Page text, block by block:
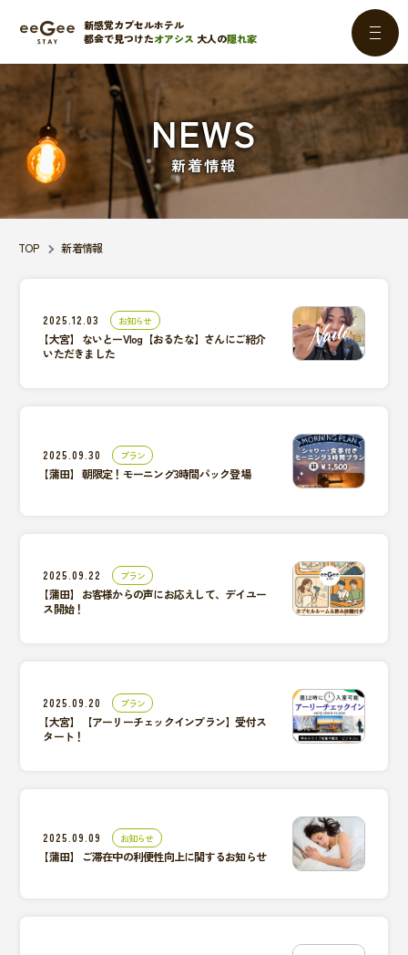
M
E
N
ボ
ン
新感覚カプセルホテル
都会で見つけたオアシス 大人の隠れ家
NEWS
新着情報
TOP 新着情報
2025.12.03 お知らせ
【大宮】
ないとーVlog【おるたな】さんにご紹介
いただきました
2025.09.30 プラン
【蒲田】 朝限定！モーニング3時間パック登場
2025.09.22 プラン
【蒲田】
お客様からの声にお応えして、デイユー
ス開始！
2025.09.20 プラン
【大宮】
【アーリーチェックインプラン】受付ス
タート！
2025.09.09 お知らせ
【蒲田】 ご滞在中の利便性向上に関するお知らせ